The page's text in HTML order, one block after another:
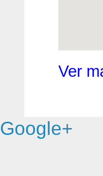
Ver
Google+